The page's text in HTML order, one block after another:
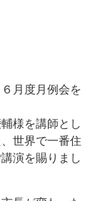
月度月例会を
様を講師とし
世界で一番住
演を賜りまし